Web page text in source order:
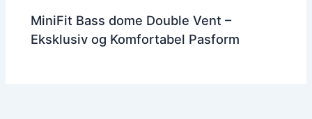
MiniFit Bass dome Double Vent –
Eksklusiv og Komfortabel Pasform